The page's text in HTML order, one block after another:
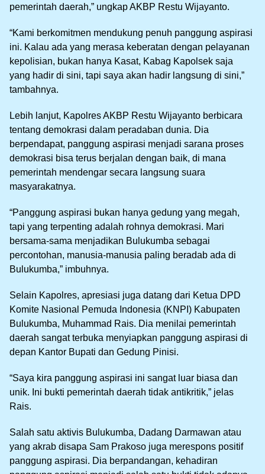
pemerintah daerah,” ungkap AKBP Restu Wijayanto.
“Kami berkomitmen mendukung penuh panggung aspirasi
ini. Kalau ada yang merasa keberatan dengan pelayanan
kepolisian, bukan hanya Kasat, Kabag Kapolsek saja
yang hadir di sini, tapi saya akan hadir langsung di sini,”
tambahnya.
Lebih lanjut, Kapolres AKBP Restu Wijayanto berbicara
tentang demokrasi dalam peradaban dunia. Dia
berpendapat, panggung aspirasi menjadi sarana proses
demokrasi bisa terus berjalan dengan baik, di mana
pemerintah mendengar secara langsung suara
masyarakatnya.
“Panggung aspirasi bukan hanya gedung yang megah,
tapi yang terpenting adalah rohnya demokrasi. Mari
bersama-sama menjadikan Bulukumba sebagai
percontohan, manusia-manusia paling beradab ada di
Bulukumba,” imbuhnya.
Selain Kapolres, apresiasi juga datang dari Ketua DPD
Komite Nasional Pemuda Indonesia (KNPI) Kabupaten
Bulukumba, Muhammad Rais. Dia menilai pemerintah
daerah sangat terbuka menyiapkan panggung aspirasi di
depan Kantor Bupati dan Gedung Pinisi.
“Saya kira panggung aspirasi ini sangat luar biasa dan
unik. Ini bukti pemerintah daerah tidak antikritik,” jelas
Rais.
Salah satu aktivis Bulukumba, Dadang Darmawan atau
yang akrab disapa Sam Prakoso juga merespons positif
panggung aspirasi. Dia berpandangan, kehadiran